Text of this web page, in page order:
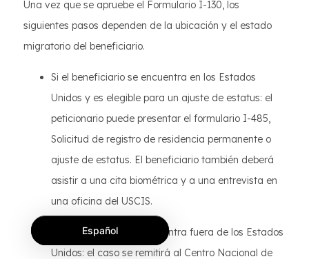
Una vez que se apruebe el Formulario I-130, los
siguientes pasos dependen de la ubicación y el estado
migratorio del beneficiario.
Si el beneficiario se encuentra en los Estados
Unidos y es elegible para un ajuste de estatus: el
peticionario puede presentar el formulario I-485,
Solicitud de registro de residencia permanente o
ajuste de estatus. El beneficiario también deberá
asistir a una cita biométrica y a una entrevista en
una oficina del USCIS.
Si el beneficiario se encuentra fuera de los Estados
Unidos: el caso se remitirá al Centro Nacional de
Español